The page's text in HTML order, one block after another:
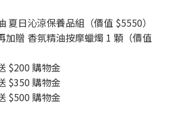
夏日沁涼保養品組（價值 $5550）
加贈 香氛精油按摩蠟燭 1 顆（價值
$200 購物金
$350 購物金
$500 購物金